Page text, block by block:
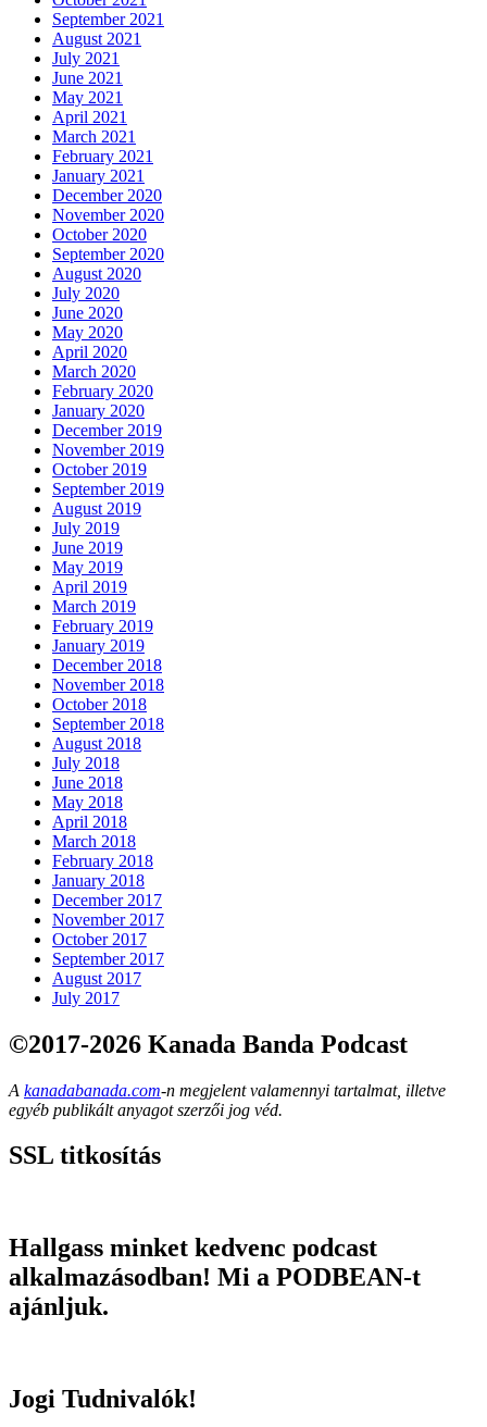
September 2021
August 2021
July 2021
June 2021
May 2021
April 2021
March 2021
February 2021
January 2021
December 2020
November 2020
October 2020
September 2020
August 2020
July 2020
June 2020
May 2020
April 2020
March 2020
February 2020
January 2020
December 2019
November 2019
October 2019
September 2019
August 2019
July 2019
June 2019
May 2019
April 2019
March 2019
February 2019
January 2019
December 2018
November 2018
October 2018
September 2018
August 2018
July 2018
June 2018
May 2018
April 2018
March 2018
February 2018
January 2018
December 2017
November 2017
October 2017
September 2017
August 2017
July 2017
©2017-2026 Kanada Banda Podcast
A kanadabanada.com-n megjelent valamennyi tartalmat, illetve
egyéb publikált anyagot szerzői jog véd.
SSL titkosítás
Hallgass minket kedvenc podcast
alkalmazásodban! Mi a PODBEAN-t
ajánljuk.
Jogi Tudnivalók!